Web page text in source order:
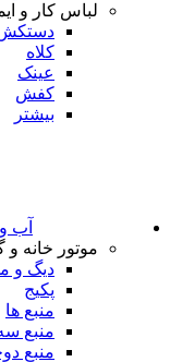
لباس کار و
کلاه
عینک
کفش
بیشتر
آب
موتور خانه
دیگ و
پکیج
منبع ها
منبع
منبع